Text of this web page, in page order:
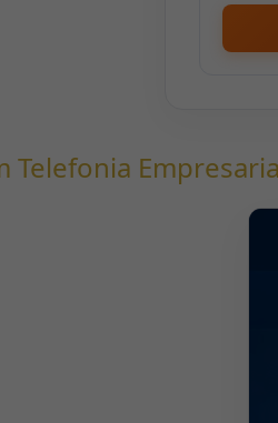
Telefonia